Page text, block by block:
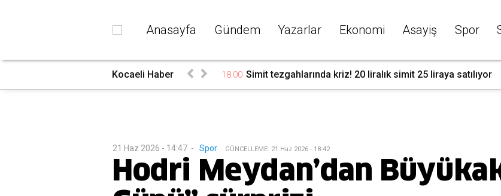
Anasayfa Gündem Yazarlar Ekonomi Asayiş Spor
Kocaeli Haber 16:35 AK Parti'den Hürriyet'e teklif geldi mi ? İşte cevabı...
21 Haz 2026 - 14:47 - Spor GÜNCELLEME: 21 Haz 2026 - 18:42
Hodri Meydan’dan